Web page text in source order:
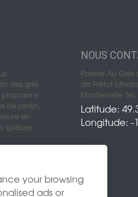
Urnes funéraires
Urnes funéraires pour
des grès
de jardin,
en
(pièces
NOUS
Poterie Au Grès
de Prétot
Montsenelle
Latitude:
Longitude: -
your browsing
ads or